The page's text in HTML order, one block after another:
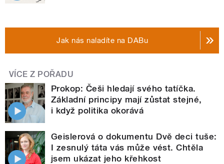
Jak nás naladíte na DABu
VÍCE Z POŘADU
Prokop: Češi hledají svého tatíčka.
Základní principy mají zůstat stejné,
i když politika okorává
Geislerová o dokumentu Dvě deci tuše:
I zesnulý táta vás může vést. Chtěla
jsem ukázat jeho křehkost